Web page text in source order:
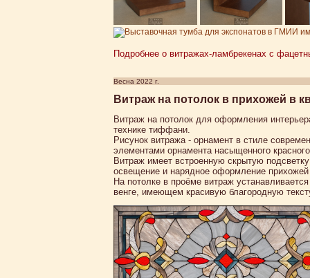
Подробнее о витражах-ламбрекенах с
Весна 2022 г.
Витраж на потолок в прихожей в
Витраж на потолок для оформления
технике тиффани.
Рисунок витража - орнамент в стиле
элементами орнамента насыщенного
Витраж имеет встроенную скрытую
освещение и нарядное оформление прихожей
На потолке в проёме витраж
венге, имеющем красивую благородную